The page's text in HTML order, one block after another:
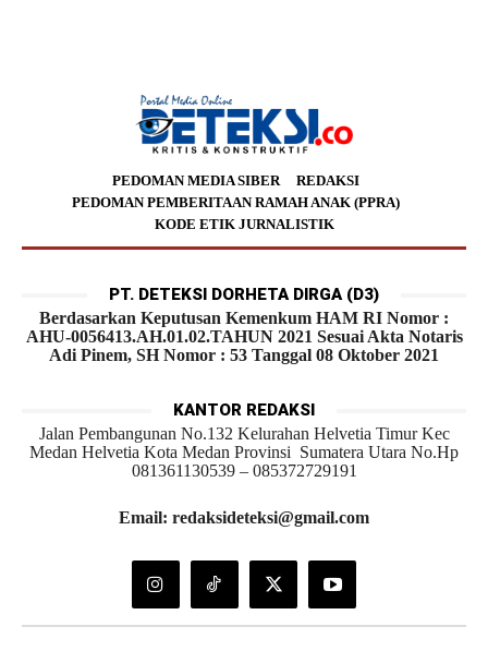
PEDOMAN MEDIA SIBER
REDAKSI
PEDOMAN PEMBERITAAN RAMAH ANAK (PPRA)
KODE ETIK JURNALISTIK
PT. DETEKSI DORHETA DIRGA (D3)
Berdasarkan Keputusan Kemenkum HAM RI Nomor :
AHU-0056413.AH.01.02.TAHUN 2021 Sesuai Akta Notaris
Adi Pinem, SH Nomor : 53 Tanggal 08 Oktober 2021
KANTOR REDAKSI
Jalan Pembangunan No.132 Kelurahan Helvetia Timur Kec
Medan Helvetia Kota Medan Provinsi Sumatera Utara No.Hp
081361130539 – 085372729191
Email: redaksideteksi@gmail.com